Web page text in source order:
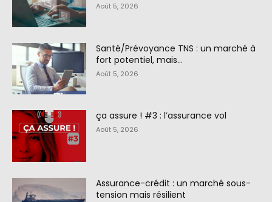
Août 5, 2026
Santé/Prévoyance TNS : un marché à
fort potentiel, mais…
Août 5, 2026
ça assure ! #3 : l’assurance vol
Août 5, 2026
Assurance-crédit : un marché sous-
tension mais résilient